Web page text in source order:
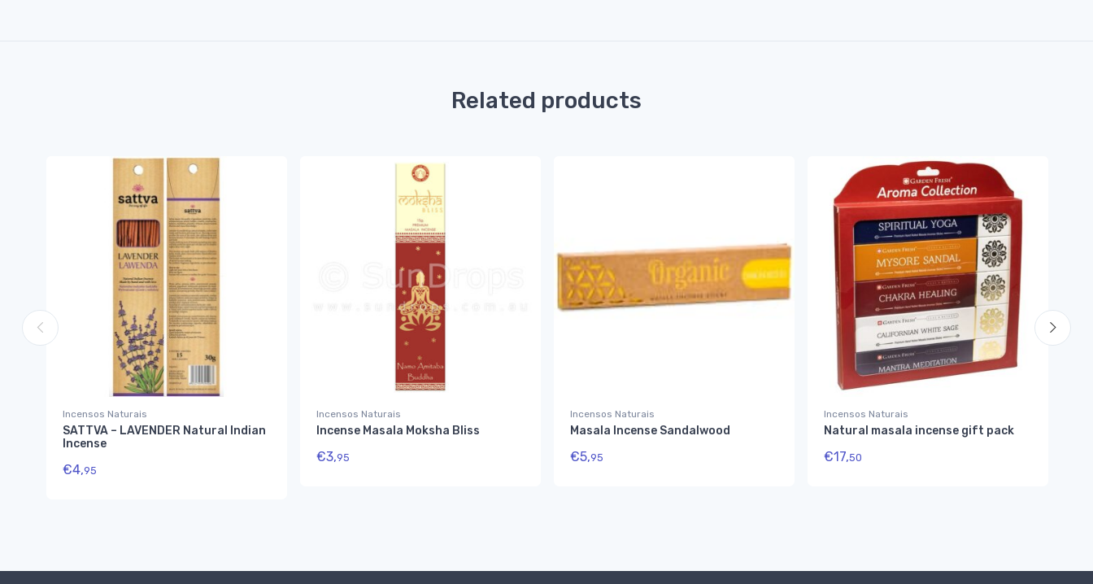
Related products
Incensos Naturais
SATTVA – LAVENDER Natural Indian
Incense
€4,95
Incensos Naturais
Incense Masala Moksha Bliss
€3,95
Incensos Naturais
Masala Incense Sandalwood
€5,95
Incensos Naturais
Natural masala incense gift pack
€17,50